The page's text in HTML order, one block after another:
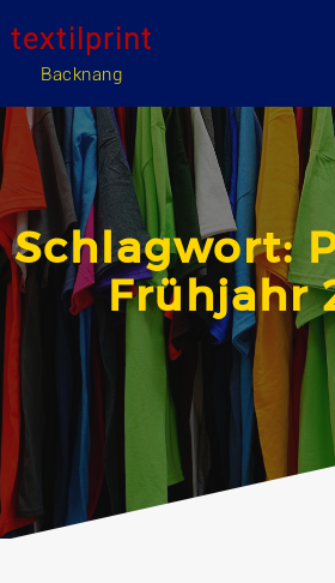
totextilprint
Backnang
Schlagwort:
Frühjahr